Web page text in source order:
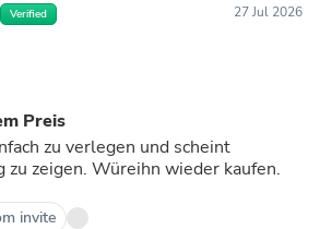
Verified 27 Jul 2026
Preis
zu verlegen und scheint
zeigen. Würeihn wieder kaufen.
invite